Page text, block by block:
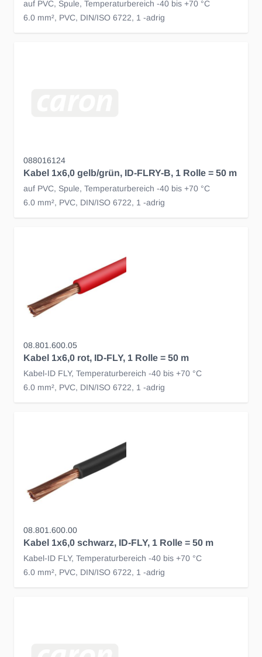
auf PVC, Spule, Temperaturbereich -40 bis +70 °C
6.0 mm², PVC, DIN/ISO 6722, 1 -adrig
088016124
Kabel 1x6,0 gelb/grün, ID-FLRY-B, 1 Rolle = 50 m
auf PVC, Spule, Temperaturbereich -40 bis +70 °C
6.0 mm², PVC, DIN/ISO 6722, 1 -adrig
08.801.600.05
Kabel 1x6,0 rot, ID-FLY, 1 Rolle = 50 m
Kabel-ID FLY, Temperaturbereich -40 bis +70 °C
6.0 mm², PVC, DIN/ISO 6722, 1 -adrig
08.801.600.00
Kabel 1x6,0 schwarz, ID-FLY, 1 Rolle = 50 m
Kabel-ID FLY, Temperaturbereich -40 bis +70 °C
6.0 mm², PVC, DIN/ISO 6722, 1 -adrig